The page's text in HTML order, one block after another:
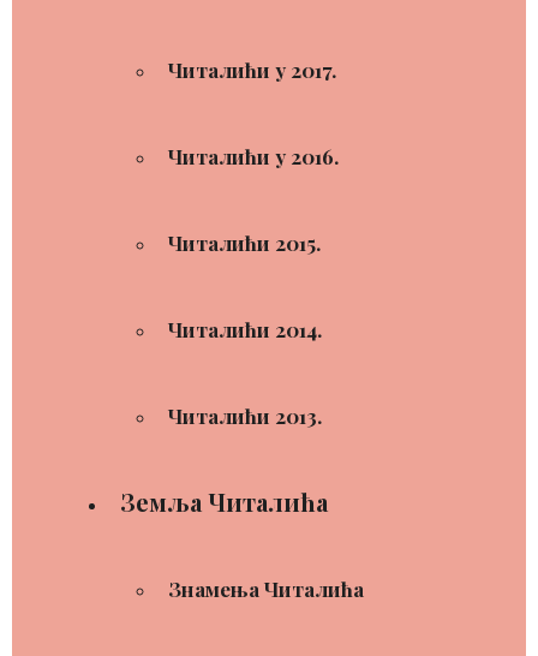
Читалићи у 2017.
Читалићи у 2016.
Читалићи 2015.
Читалићи 2014.
Читалићи 2013.
Земља Читалића
Знамења Читалића